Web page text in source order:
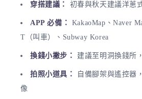
穿搭建議： 初春與秋天建議洋蔥
APP 必備：
KakaoMap、Naver
T（叫車）、Subway Korea
換錢小撇步： 建議至明洞換錢所
拍照小道具：
自備腳架與遙控器
像